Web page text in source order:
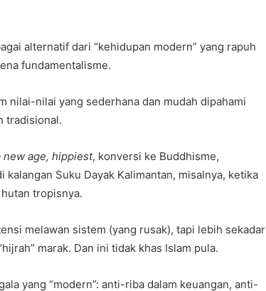
alternatif dari “kehidupan modern” yang rapuh
fundamentalisme.
nilai-nilai yang sederhana dan mudah dipahami
tradisional.
new age, hippiest, konversi ke Buddhisme,
Suku Dayak Kalimantan, misalnya, ketika
tropisnya.
melawan sistem (yang rusak), tapi lebih sekadar
marak. Dan ini tidak khas Islam pula.
yang “modern”: anti-riba dalam keuangan, anti-